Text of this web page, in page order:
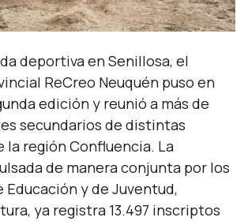
deportiva en Senillosa, el
ReCreo Neuquén puso en
edición y reunió a más de
secundarios de distintas
la región Confluencia. La
de manera conjunta por los
y de Juventud,
ya registra 13.497 inscriptos